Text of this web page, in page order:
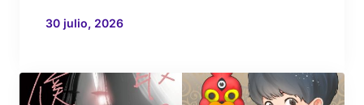
30 julio, 2026